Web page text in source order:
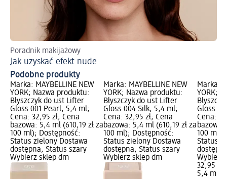
Poradnik makijażowy
Jak uzyskać efekt nude
Podobne produkty
Marka: MAYBELLINE NEW
YORK; Nazwa produktu:
Błyszczyk do ust Lifter
Gloss 001 Pearl, 5,4 ml;
Cena: 32,95 zł; Cena
bazowa: 5,4 ml (610,19 zł za
100 ml); Dostępność:
Status zielony Dostawa
dostępna, Status szary
Wybierz sklep dm
Marka: MAYBELLINE NEW
YORK; Nazwa produktu:
Błyszczyk do ust Lifter
Gloss 004 Silk, 5,4 ml;
Cena: 32,95 zł; Cena
bazowa: 5,4 ml (610,19 zł za
100 ml); Dostępność:
Status zielony Dostawa
dostępna, Status szary
Wybierz sklep dm
Marka:
YORK;
Gloss
Cena:
bazowa:
100 ml);
Status
Wybierz
32,95 zł
5,4 ml